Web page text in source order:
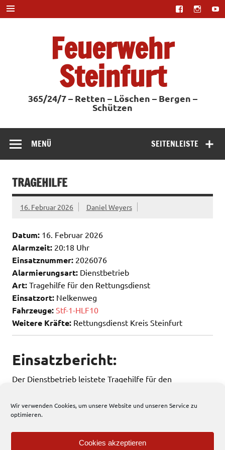
Wir verwenden Cookies, um unsere Website und unseren Service zu
optimieren.
Cookies akzeptieren
Zum
Inhalt
springen
Feuerwehr
Steinfurt
365/24/7 – Retten – Löschen – Bergen –
Schützen
SEITENLEISTE
MENÜ
TRAGEHILFE
16. Februar 2026 Daniel Weyers
Datum: 16. Februar 2026
Alarmzeit: 20:18 Uhr
Einsatznummer: 2026076
Alarmierungsart: Dienstbetrieb
Art: Tragehilfe für den Rettungsdienst
Einsatzort: Nelkenweg
Fahrzeuge: Stf-1-HLF10
Weitere Kräfte: Rettungsdienst Kreis Steinfurt
Einsatzbericht:
Der Dienstbetrieb leistete Tragehilfe für den
17 total views